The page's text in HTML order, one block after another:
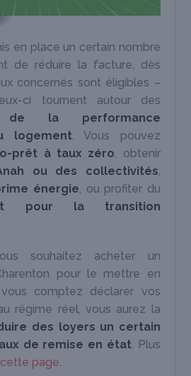
en place un certain nombre
de réduire la facture, dès
concernés sont éligibles –
ci tournent autour des
de la performance
logement. Vous pouvez
prêt à taux zéro , obtenir
ou des collectivités
énergie , ou profiter du
pour la transition
souhaitez acheter un
pour le mettre en
comptez déclarer vos
régime réel, vous aurez la
des loyers un certain
de remise en état. Plus
page